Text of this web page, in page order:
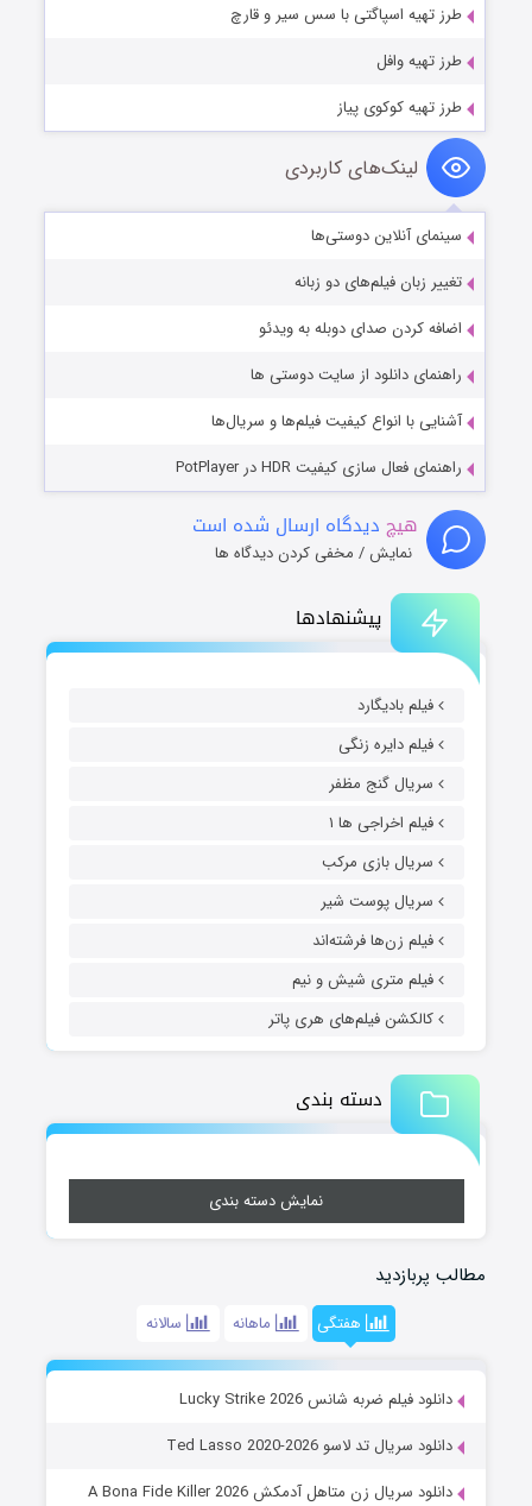
پیشنهادها
فیلم بادیگارد
فیلم دایره زنگی
سریال گنج مظفر
فیلم اخراجی ها ۱
سریال بازی مرکب
سریال پوست شیر
فیلم زن‌ها فرشته‌اند
فیلم متری شیش و نیم
کالکشن فیلم‌های هری پاتر
دسته بندی
نمایش دسته بندی
مطالب پربازدید
هفتگی ماهانه سالانه
دانلود فیلم ضربه شانس Lucky Strike 2026
دانلود سریال تد لاسو Ted Lasso 2020-2026
دانلود سریال زن متاهل آدمکش A Bona Fide Killer 2026
طرز تهیه اسپاگتی با سس سیر و قارچ
طرز تهیه وافل
طرز تهیه کوکوی پیاز
لینک‌های کاربردی
سینمای آنلاین دوستی‌ها
تغییر زبان فیلم‌های دو زبانه
اضافه کردن صدای دوبله به ویدئو
راهنمای دانلود از سایت دوستی ها
آشنایی با انواع کیفیت فیلم‌ها و سریال‌ها
راهنمای فعال سازی کیفیت HDR در PotPlayer
هیچ دیدگاه ارسال شده است
نمایش / مخفی کردن دیدگاه ها